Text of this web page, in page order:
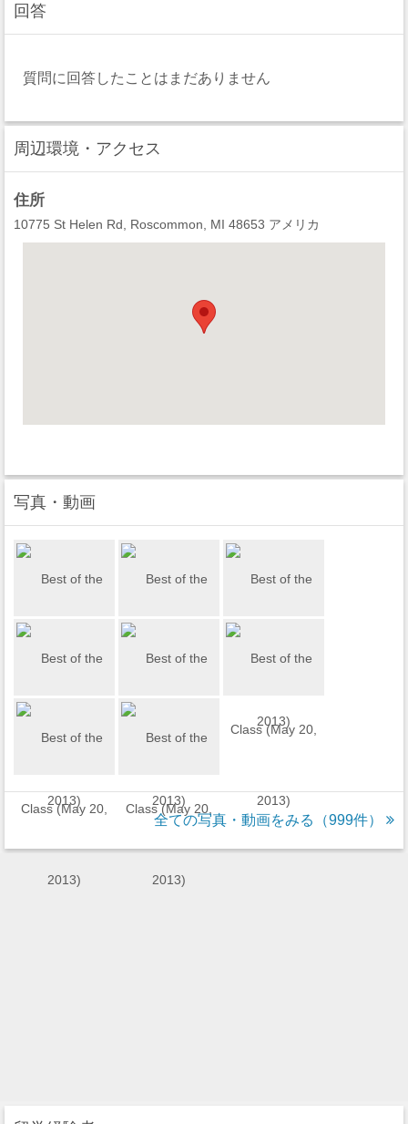
回答
質問に回答したことはまだありません
周辺環境・アクセス
住所
10775 St Helen Rd, Roscommon, MI 48653 アメリカ
写真・動画
全ての写真・動画をみる（999件）